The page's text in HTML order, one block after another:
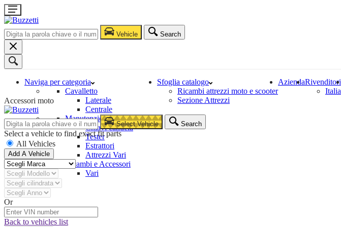
Vehicle Search
Naviga per categoria
Cavalletto
Laterale
Centrale
Manutenzione e Riparazione
Chiavi candela
Tester
Estrattori
Attrezzi Vari
Ricambi e Accessori
Vari
Sfoglia catalogo
Ricambi attrezzi moto e scooter
Sezione Attrezzi
AziendaRivenditori
Italia
Accessori moto
Select Vehicle Search
Select a vehicle to find exact fit parts
All Vehicles
Add A Vehicle
Or
Back to vehicles list